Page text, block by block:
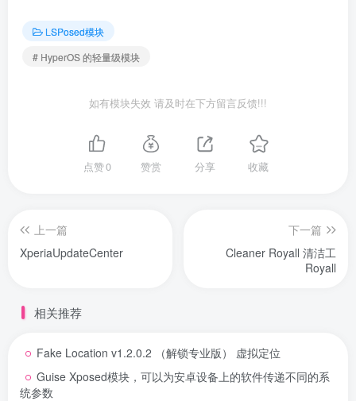
LSPosed模块
# HyperOS 的轻量级模块
如有模块失效 请及时在下方留言反馈!!!
点赞0 赞赏 分享 收藏
上一篇
XperiaUpdateCenter
下一篇
Cleaner Royall 清洁工
Royall
相关推荐
Fake Location v1.2.0.2 （解锁专业版） 虚拟定位
Guise Xposed模块，可以为安卓设备上的软件传递不同的系
统参数